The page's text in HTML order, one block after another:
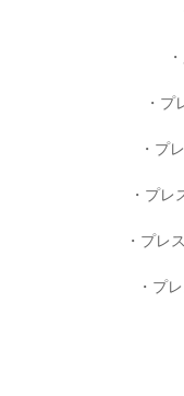
プ
プ
プレ
プレ
プ